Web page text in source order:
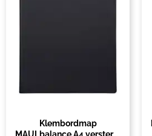
Klembordmap